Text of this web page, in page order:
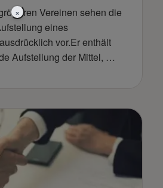
×
Vereinen sehen die
eines
vor.Er enthält
Aufstellung der Mittel, …